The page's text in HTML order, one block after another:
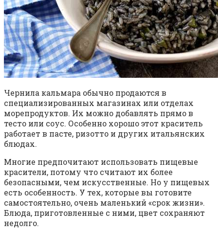
Чернила кальмара обычно продаются в
специализированных магазинах или отделах
морепродуктов. Их можно добавлять прямо в
тесто или соус. Особенно хорошо этот краситель
работает в пасте, ризотто и других итальянских
блюдах.
Многие предпочитают использовать пищевые
красители, потому что считают их более
безопасными, чем искусственные. Но у пищевых
есть особенность. У тех, которые вы готовите
самостоятельно, очень маленький «срок жизни».
Блюда, приготовленные с ними, цвет сохраняют
недолго.